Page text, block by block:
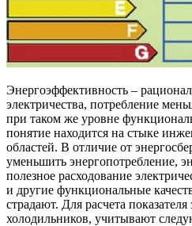
Энергоэффективность –
электричества, потребление
при таком же уровне
понятие находится на стыке
областей. В отличие от
уменьшить энергопотребление,
полезное расходование
и другие функциональные
страдают. Для расчета
холодильников, учитывают